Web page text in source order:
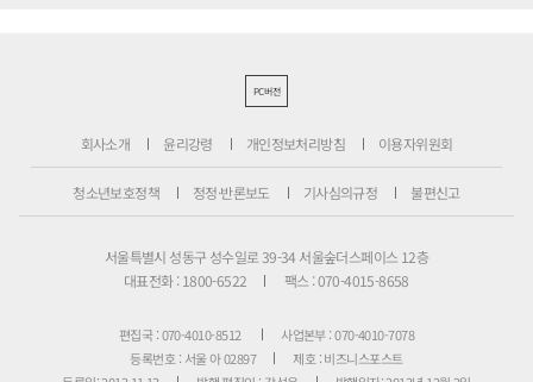
PC버전
회사소개 윤리강령 개인정보처리방침 이용자위원회
청소년보호정책 정정·반론보도 기사심의규정 불편신고
서울특별시 성동구 성수일로 39-34 서울숲더스페이스 12층
대표전화 : 1800-6522
팩스 : 070-4015-8658
편집국 : 070-4010-8512
사업본부 : 070-4010-7078
등록번호 : 서울 아 02897
제호 : 비즈니스포스트